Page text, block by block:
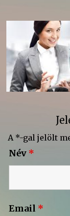
A *-gal jelölt
Név *
Email *